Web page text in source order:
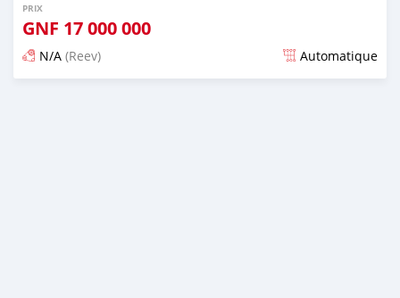
PRIX
GNF 17 000 000
N/A (Reev) Automatique